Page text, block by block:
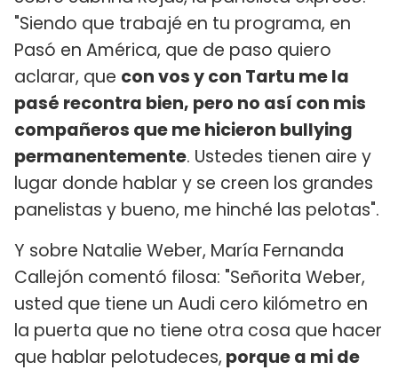
"Siendo que trabajé en tu programa, en
Pasó en América, que de paso quiero
aclarar, que con vos y con Tartu me la
pasé recontra bien, pero no así con mis
compañeros que me hicieron bullying
permanentemente. Ustedes tienen aire y
lugar donde hablar y se creen los grandes
panelistas y bueno, me hinché las pelotas".
Y sobre Natalie Weber, María Fernanda
Callejón comentó filosa: "Señorita Weber,
usted que tiene un Audi cero kilómetro en
la puerta que no tiene otra cosa que hacer
que hablar pelotudeces, porque a mi de